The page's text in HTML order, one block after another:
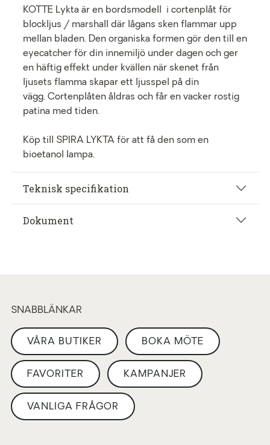
KOTTE Lykta är en bordsmodell i cortenplåt för
blockljus / marshall där lågans sken flammar upp
mellan bladen. Den organiska formen gör den till en
eyecatcher för din innemiljö under dagen och ger
en häftig effekt under kvällen när skenet från
ljusets flamma skapar ett ljusspel på din
vägg. Cortenplåten åldras och får en vacker rostig
patina med tiden.
Köp till SPIRA LYKTA för att få den som en
bioetanol lampa.
Teknisk specifikation
Dokument
SNABBLÄNKAR
VÅRA BUTIKER BOKA MÖTE
FAVORITER KAMPANJER
VANLIGA FRÅGOR